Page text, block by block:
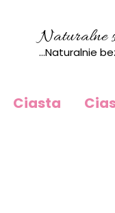
Naturalne
...Naturalnie
Ciasta